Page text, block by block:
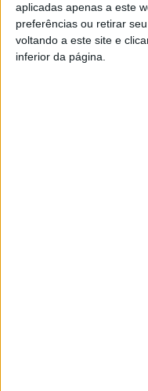
aplicadas apenas a este
preferências ou retirar
voltando a este site e
inferior da página.
Costinha, que pôs
tradicional corte e
data.